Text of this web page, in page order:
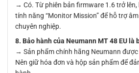
→ Có. Từ phiên bản firmware 1.6 trở lên,
tính năng “Monitor Mission” để hỗ trợ
chuyên nghiệp.
8. Bảo hành của Neumann MT 48 EU là
→ Sản phẩm chính hãng Neumann
Nên giữ hóa đơn và hộp sản phẩm để